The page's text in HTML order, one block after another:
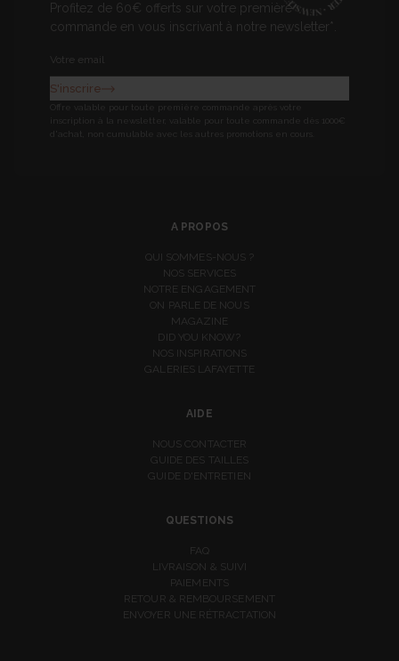
A PROPOS
QUI SOMMES-NOUS ?
NOS SERVICES
NOTRE ENGAGEMENT
ON PARLE DE NOUS
MAGAZINE
DID YOU KNOW?
NOS INSPIRATIONS
GALERIES LAFAYETTE
AIDE
NOUS CONTACTER
GUIDE DES TAILLES
GUIDE D'ENTRETIEN
QUESTIONS
FAQ
LIVRAISON & SUIVI
PAIEMENTS
RETOUR & REMBOURSEMENT
ENVOYER UNE RÉTRACTATION
Profitez de 60€ offerts sur votre première
commande en vous inscrivant à notre newsletter*.
S'inscrire
Offre valable pour toute première commande après votre
inscription à la newsletter, valable pour toute commande dès 1000€
d'achat, non cumulable avec les autres promotions en cours.